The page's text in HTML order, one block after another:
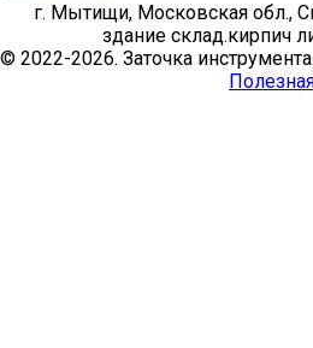
г. Мытищи, Московская обл.,
здание склад.кирпич
© 2022-2026. Заточка